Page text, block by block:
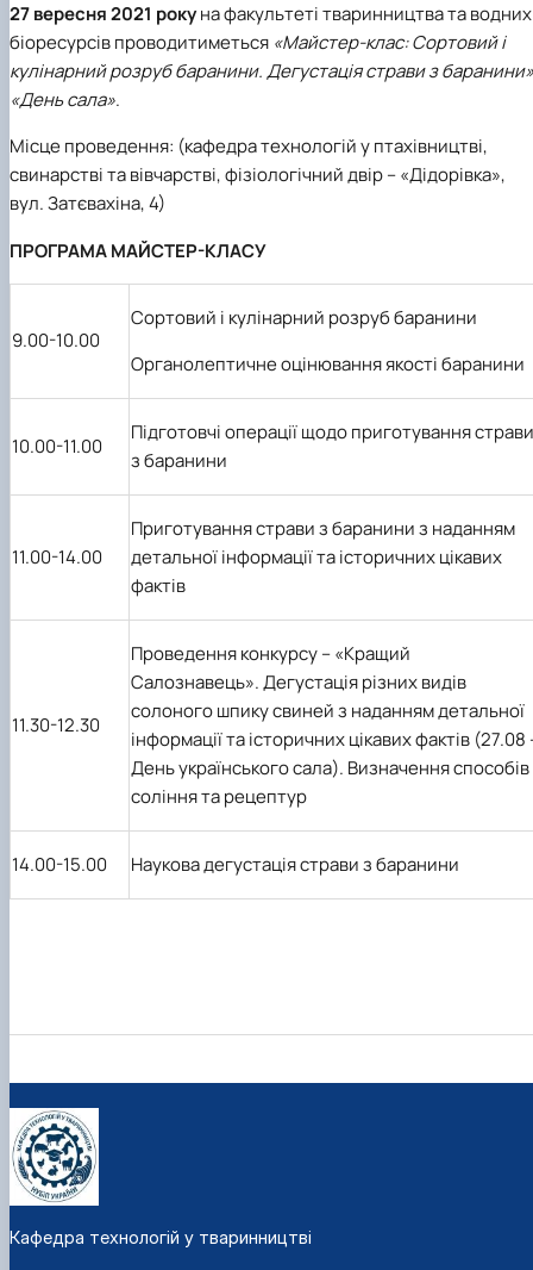
27 вересня 2021 рокуна факультетітваринництва та водних
біоресурсівпроводитиметься «Майстер-клас: Сортовий і
кулінарний розруб баранини. Дегустація страви з
«День сала».
Місце проведення: (кафедратехнологій у птахівництві,
свинарстві та вівчарстві, фізіологічний двір – «Дідорівка»,
вул. Затєвахіна, 4)
ПРОГРАМА МАЙСТЕР-КЛАСУ
9.00-10.00
Сортовий і кулінарний розруб баранини
Органолептичне оцінювання якості баранини
10.00-11.00
Підготовчі операції щодо приготування страви
з баранини
11.00-14.00
Приготування страви з баранини з наданням
детальної інформації та історичних цікавих
фактів
11.30-12.30
Проведення конкурсу – «Кращий
Салознавець». Дегустація різних видів
солоного шпику свиней з наданням детальної
інформації та історичних цікавих фактів (27.08
День українського сала). Визначення способів
соління та рецептур
14.00-15.00 Наукова дегустація страви з баранини
Кафедра технологій у тваринництві